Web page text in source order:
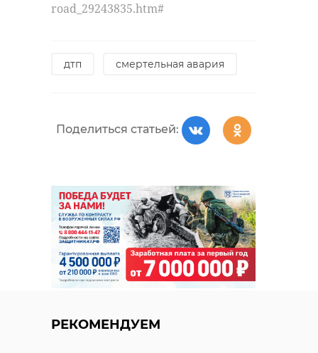
road_29243835.htm#
дтп смертельная авария
Поделиться статьей:
РЕКОМЕНДУЕМ